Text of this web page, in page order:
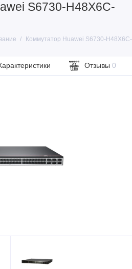
S6730-H48X6C-
Коммутатор Huawei S6730-
Отзывы 0